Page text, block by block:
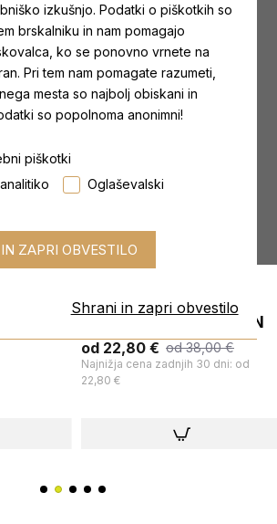
RAZPRODAJA
ICE
od 1,92
Najnižja cena zadnjih 30 dni: od
izkušnjo. Podatki o piškotkih so
brskalniku in nam pomagajo
ko se ponovno vrnete na
Pri tem nam pomagate razumeti,
mesta so najbolj obiskani in
so popolnoma anonimni!
piškotki
Oglaševalski
Shrani in zapri obvestilo